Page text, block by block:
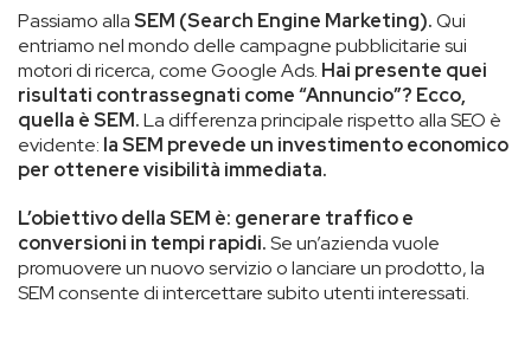
Passiamo allaSEM (Search Engine Marketing).Qui
entriamo nel mondo delle campagne pubblicitarie sui
motori di ricerca, come Google Ads. Hai presente quei
risultati contrassegnati come “Annuncio”? Ecco,
quella è SEM.La differenza principale rispetto alla SEO è
evidente: la SEM prevede un investimento economico
per ottenere visibilità immediata.
L’obiettivo della SEM è: generare traffico e
conversioni in tempi rapidi.Se un’azienda vuole
promuovere un nuovo servizio o lanciare un prodotto, la
SEM consente di intercettare subito utenti interessati.